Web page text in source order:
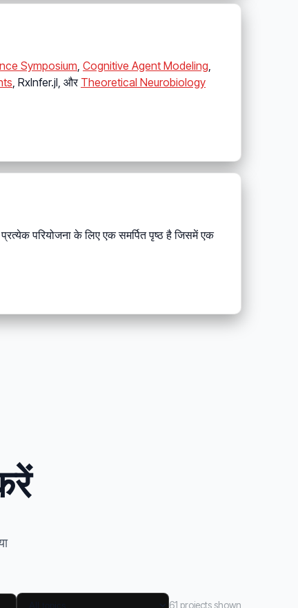
Symposium Cognitive Agent Modeling
, RxInfer.jl, और Theoretical Neurobiology
परियोजना के लिए एक समर्पित पृष्ठ है जिसमें एक
61 projects shown